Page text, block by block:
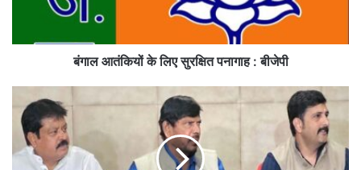
बंगाल आतंकियों के लिए सुरक्षित पनागाह : बीजेपी